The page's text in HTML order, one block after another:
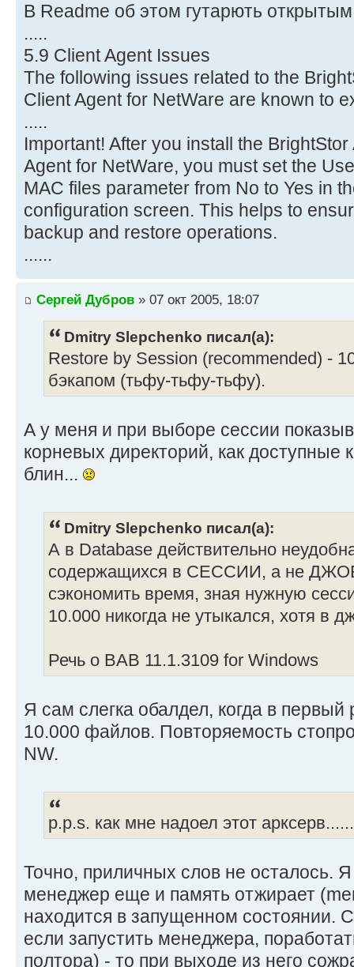
В Readme об этом гутарють
.....
5.9 Client Agent Issues
The following issues related to the
Client Agent for NetWare are known to
.....
Important! After you install the
Agent for NetWare, you must set the
MAC files parameter from No to Yes in
configuration screen. This helps to
backup and restore operations.
......
Сергей Дубров » 07 окт 2005, 18:07
Dmitry Slepchenko писал(а):
Restore by Session (recommended) -
бэкапом (тьфу-тьфу-тьфу).
А у меня и при выборе сессии
корневых директорий, как доступные
блин...
Dmitry Slepchenko писал(а):
А в Database действительно
содержащихся в СЕССИИ, а не
сэкономить время, зная нужную
10.000 никогда не утыкался, хотя в
Речь о BAB 11.1.3109 for Windows
Я сам слегка обалдел, когда в первый
10.000 файлов. Повторяемость
NW.
p.p.s. как мне надоел этот
Точно, приличных слов не осталось.
менеджер еще и память отжирает
находится в запущенном состоянии.
если запустить менеджера,
полтора) - то при выходе из него